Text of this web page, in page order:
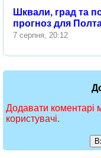
Шквали, град та
прогноз для
7 серпня, 20:12
Додавати коментарі
користувачі.